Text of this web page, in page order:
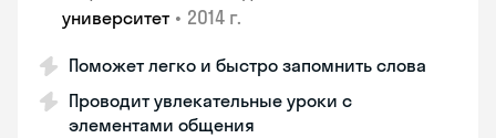
университет • 2014 г.
Поможет легко и быстро запомнить слова
Проводит увлекательные уроки с
элементами общения